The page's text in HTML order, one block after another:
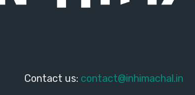
Contact us: contact@inhimachal.in